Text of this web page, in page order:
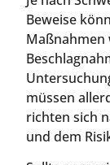
Beweise
Maßnahmen
müssen
richten sich
und dem